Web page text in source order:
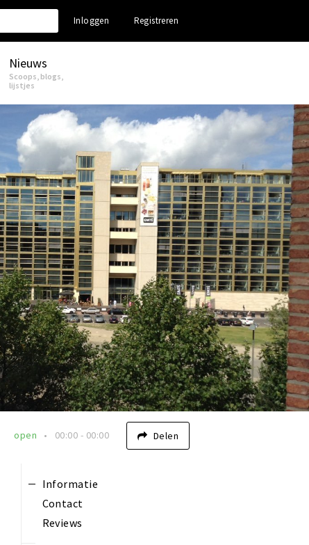
Inloggen Registreren
Nieuws
Scoops, blogs,
lijstjes
Delen
open 00:00 - 00:00
Informatie
Contact
Reviews